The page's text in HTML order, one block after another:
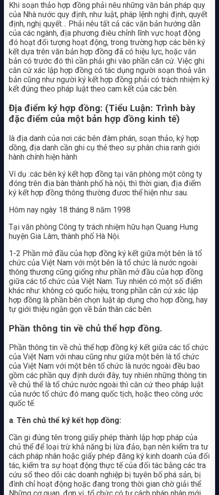
Khi soạn thảo hợp đồng phải nêu những văn bản pháp quy
của Nhà nước quy định, như luật, pháp lệnh nghị định, quyết
định, nghị quyết… Phải nêu tất cả các văn bản hướng dẫn
của các ngành, địa phương đièu chỉnh lĩnh vực hoạt động
đó hoạt đối tượng hoạt động, trong trường hợp các bên ký
kết dựa trên văn bản hợp đồng đã có hiệu lực, hoặc văn
bản có trước đó thì cần phải ghi vào phần căn cứ. Việc ghi
căn cứ xác lập hợp đồng có tác dụng người soạn thoả văn
bản cũng như người ký kết hợp đồng phải có trách nhiệm ký
kết đúng theo pháp luật theo cam kết của các bên.
Địa điểm ký hợp đồng: (Tiểu Luận: Trình bày
đặc điểm của một bản hợp đồng kinh tế)
là địa danh của nơi các bên đàm phán, soạn thảo, ký hợp
dồng, địa danh cần ghi cụ thẻ theo sự phân chia ranh giới
hành chính hiện hành
Ví dụ :các bên ký kết hợp đồng tại văn phòng một công ty
đóng trên địa bàn thành phố hà nội, thì thời gian, địa điểm
ký kết hợp đồng thông thường đươc thể hiện như sau.
Hôm nay ngày 18 tháng 8 năm 1998
Tại văn phòng Công ty trách nhiệm hữu hạn Quang Hưng
huyện Gia Lâm, thành phố Hà Nội.
1-2 Phần mở đầu của hợp đồng ký kết giữa một bên là tổ
chức của Việt Nam với một bên là tổ chức là nước ngoài
thông thương cũng giống như phần mở đầu của hợp đồng
giữa các tổ chức của Việt Nam. Tuy nhiên có một số điểm
khác như: không có quốc hiệu, trong phần căn cứ xác lập
hợp đồng là phần bên chọn luật áp dụng cho hợp đồng, hay
tự giới thiệu ngắn gọn về bản thân các bên.
Phần thông tin về chủ thể hợp đồng.
Phần thông tin về chủ thể hợp đồng ký kết giữa các tổ chức
của Việt Nam với nhau cũng như giữa một bên là tổ chức
của Việt Nam với một bên tổ chức là nước ngoài đều bao
gồm các phần quy định dưới đây, tuy nhiên những thông tin
về chủ thể là tổ chức nước ngoài thì căn cứ theo pháp luật
của nước tổ chức đó mang quốc tịch, hoặc theo công ước
quốc tế.
a. Tên chủ thể ký kết hợp đồng:
Cần gi đúng tên trong giấy phép thành lập hợp pháp của
chủ thể để loại trừ khả năng bị lừa đảo, bạn nên kiểm tra tư
cách pháp nhân hoặc giấy phép đăng ký kinh doanh của đối
tác, kiểm tra sự hoạt động thực tế của đối tác bằng các tra
cứu sổ theo dõi các doanh nghiệp bị tuyên bố phá sản, bị
đình chỉ hoạt động hoặc đang trong thời gian chờ giải thể.